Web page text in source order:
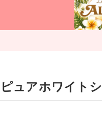
ュアホワイト